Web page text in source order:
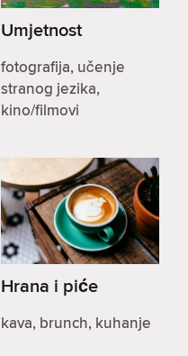
Umjetnost
fotografija, učenje
stranog jezika,
kino/filmovi
Hrana i piće
kava, brunch, kuhanje